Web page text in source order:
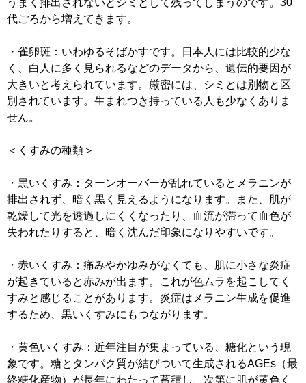
うまく排出されないとシミとして残ってしまうのです。30
代ごろから増えてきます。
・雀卵斑：いわゆるそばかすです。日本人には比較的少な
く、白人に多く見られるなどのデータから、遺伝的要因が
大きいと考えられています。厳密には、シミとは別物と区
別されています。生まれつき持っている人も少なくありま
せん。
＜くすみの種類＞
・黒いくすみ：ターンオーバーが乱れているとメラニンが
排出されず、暗く黒く見えるようになります。また、肌が
乾燥して光を透過しにくくなったり、血流が滞って血色が
失われたりすると、暗く沈んだ印象になりやすいです。
・赤いくすみ：痛みやかゆみがなくても、肌に小さな炎症
が起きていると赤みが出ます。これが色ムラを起こしてく
すみと感じることがあります。炎症はメラニン生成を促進
するため、黒いくすみにもつながります。
・黄色いくすみ：近年注目が集まっている、糖化という現
象です。糖とタンパク質が結びついて生成されるAGEs（最
終糖化産物）が長年にわたって蓄積し、次第に肌が黄色く